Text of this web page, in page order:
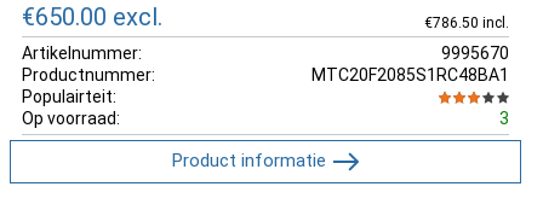
€650.00 excl. €786.50 incl.
Artikelnummer:
9995670
Productnummer:
MTC20F2085S1RC48BA1
Populairteit:
Op voorraad:
3
Product informatie